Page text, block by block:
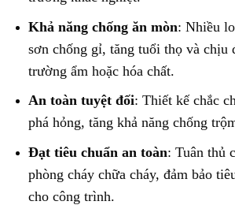
Khả năng chống ăn mòn: Nhiều
sơn chống gỉ, tăng tuổi thọ và chịu
trường ẩm hoặc hóa chất.
An toàn tuyệt đối: Thiết kế chắc
phá hỏng, tăng khả năng chống
Đạt tiêu chuẩn an toàn: Tuân thủ
phòng cháy chữa cháy, đảm bảo
cho công trình.